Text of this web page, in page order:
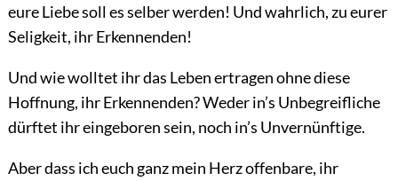
eure Liebe soll es selber werden! Und wahrlich, zu eurer
Seligkeit, ihr Erkennenden!
Und wie wolltet ihr das Leben ertragen ohne diese
Hoffnung, ihr Erkennenden? Weder in’s Unbegreifliche
dürftet ihr eingeboren sein, noch in’s Unvernünftige.
Aber dass ich euch ganz mein Herz offenbare, ihr